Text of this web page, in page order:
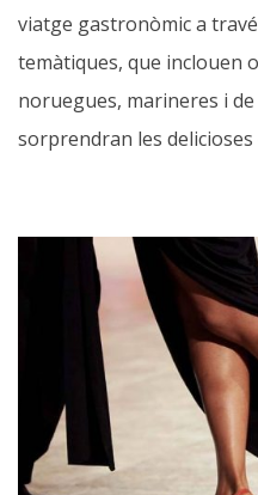
viatge gastronòmic a
temàtiques, que inclouen
noruegues, marineres i
sorprendran les delicioses